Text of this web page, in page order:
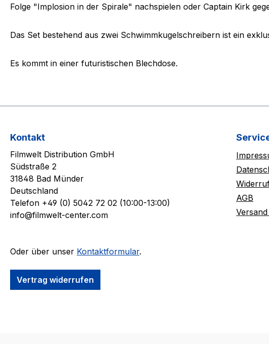
Folge "Implosion in der Spirale" nachspielen oder Captain Kirk
Das Set bestehend aus zwei Schwimmkugelschreibern ist ein
Es kommt in einer futuristischen Blechdose.
Kontakt
Filmwelt Distribution GmbH
Südstraße 2
31848 Bad Münder
Deutschland
Telefon +49 (0) 5042 72 02 (10:00-13:00)
info@filmwelt-center.com
Oder über unser Kontaktformular.
Vertrag widerrufen
AGB